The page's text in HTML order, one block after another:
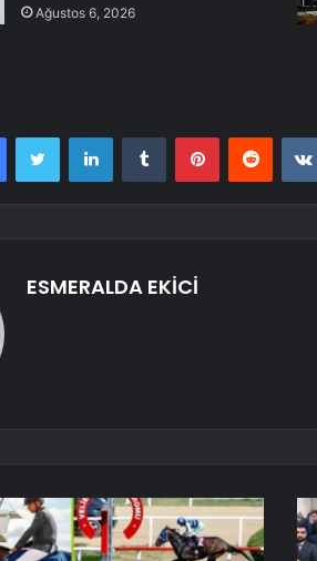
Ağustos 6, 2026
FacebookTwitter LinkedInTumblr PinterestReddit
ESMERALDA EKİCİ